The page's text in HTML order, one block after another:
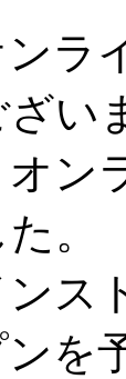
ラ
い
オン
。
ス
を